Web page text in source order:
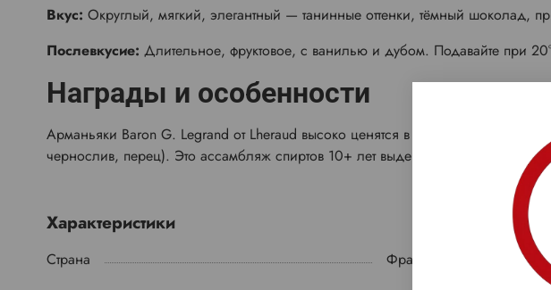
Вкус: Округлый, мягкий, элегантный — танинные оттенки, тёмный шоколад,
Послевкусие: Длительное, фруктовое, с ванилью и дубом. Подавайте при
Награды и особенности
Арманьяки Baron G. Legrand от Lheraud высоко ценятся в гидах Hachette des
чернослив, перец). Это ассамбляж спиртов 10+ лет выдержки (не
Характеристики
Страна Франция